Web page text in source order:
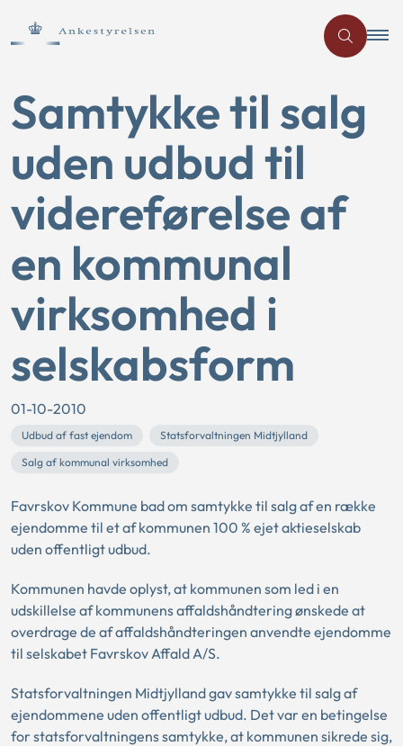
Samtykke til salg
uden udbud til
videreførelse af
en kommunal
virksomhed i
selskabsform
01-10-2010
Udbud af fast ejendom
Statsforvaltningen Midtjylland
Salg af kommunal virksomhed
Favrskov Kommune bad om samtykke til salg af en række
ejendomme til et af kommunen 100 % ejet aktieselskab
uden offentligt udbud.
Kommunen havde oplyst, at kommunen som led i en
udskillelse af kommunens affaldshåndtering ønskede at
overdrage de af affaldshåndteringen anvendte ejendomme
til selskabet Favrskov Affald A/S.
Statsforvaltningen Midtjylland gav samtykke til salg af
ejendommene uden offentligt udbud. Det var en betingelse
for statsforvaltningens samtykke, at kommunen sikrede sig,